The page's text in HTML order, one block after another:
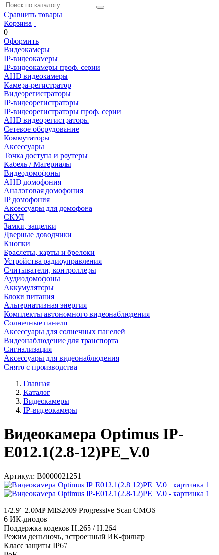
Сравнить товары
Корзина
0
Оформить
Видеокамеры
IP-видеокамеры
IP-видеокамеры проф. серии
AHD видеокамеры
Камера-регистратор
Видеорегистраторы
IP-видеорегистраторы
IP-видеорегистраторы проф. серии
AHD видеорегистраторы
Сетевое оборудование
Коммутаторы
Аксессуары
Точка доступа и роутеры
Кабель / Материалы
Видеодомофоны
AHD домофония
Аналоговая домофония
IP домофония
Аксессуары для домофона
СКУД
Замки, защелки
Дверные доводчики
Кнопки
Браслеты, карты и брелоки
Устройства радиоуправления
Считыватели, контроллеры
Аудиодомофоны
Аккумуляторы
Блоки питания
Альтернативная энергия
Комплекты автономного видеонаблюдения
Солнечные панели
Аксессуары для солнечных панелей
Видеонаблюдение для транспорта
Сигнализация
Аксессуары для видеонаблюдения
Снято с производства
Главная
Каталог
Видеокамеры
IP-видеокамеры
Видеокамера Optimus IP-
E012.1(2.8-12)PE_V.0
Артикул: В0000021251
1/2.9" 2.0MP MIS2009 Progressive Scan CMOS
6 ИК-диодов
Поддержка кодеков H.265 / H.264
Режим день/ночь, встроенный ИК-фильтр
Класс защиты IР67